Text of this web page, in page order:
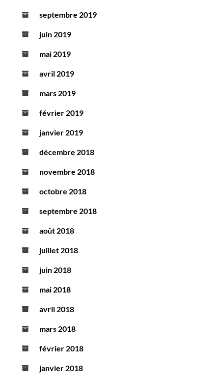
septembre 2019
juin 2019
mai 2019
avril 2019
mars 2019
février 2019
janvier 2019
décembre 2018
novembre 2018
octobre 2018
septembre 2018
août 2018
juillet 2018
juin 2018
mai 2018
avril 2018
mars 2018
février 2018
janvier 2018